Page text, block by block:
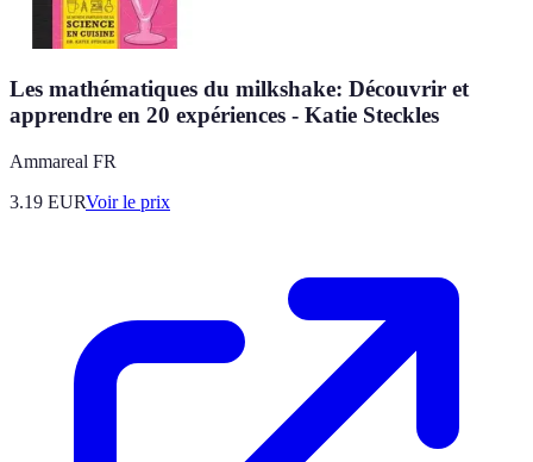
Les mathématiques du milkshake: Découvrir et
apprendre en 20 expériences - Katie Steckles
Ammareal FR
3.19 EURVoir le prix